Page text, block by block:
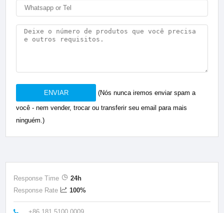
ENVIAR
(Nós nunca iremos enviar spam a
você - nem vender, trocar ou transferir seu email para mais
ninguém.)
Response Time
24h
Response Rate
100%